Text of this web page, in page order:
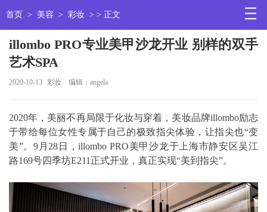
首页 > 美容 > 彩妆 > > 正文
illombo PRO专业美甲沙龙开业 别样的双手
艺术SPA
2020-10-13 彩妆 编辑：angela
2020年，美丽不再局限于化妆与穿着，美妆品牌illombo励志
于带给每位女性专属于自己的极致指尖体验，让指尖也“变
美”。9月28日，illombo PRO美甲沙龙于上海市静安区吴江
路169号四季坊E211正式开业，真正实现“美到指尖”。